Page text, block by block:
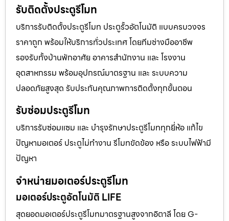
รับติดตั้งประตูรีโมท
บริการรับติดตั้งประตูรีโมท ประตูรั้วอัตโนมัติ แบบครบวงจร
ราคาถูก พร้อมให้บริการทั่วประเทศ โดยทีมช่างมืออาชีพ
รองรับทั้งบ้านพักอาศัย อาคารสำนักงาน และ โรงงาน
อุตสาหกรรม พร้อมอุปกรณ์มาตรฐาน และ ระบบความ
ปลอดภัยสูงสุด รับประกันคุณภาพการติดตั้งทุกขั้นตอน
รับซ่อมประตูรีโมท
บริการรับซ่อมแซม และ บำรุงรักษาประตูรีโมททุกยี่ห้อ แก้ไข
ปัญหามอเตอร์ ประตูไม่ทำงาน รีโมทขัดข้อง หรือ ระบบไฟฟ้ามี
ปัญหา
จำหน่ายมอเตอร์ประตูรีโมท
มอเตอร์ประตูอัตโนมัติ LIFE
สุดยอดมอเตอร์ประตูรีโมทมาตรฐานสูงจากอิตาลี โดย G-